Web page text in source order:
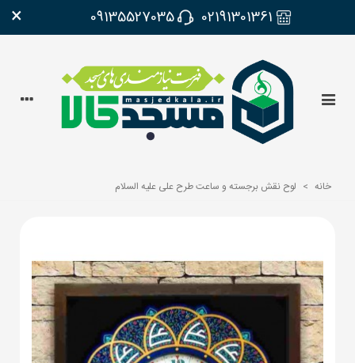
02191301361
09135527035
×
خانه > لوح نقش برجسته و ساعت طرح علی علیه السلام